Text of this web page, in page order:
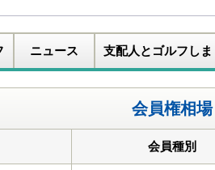
ニュース 支配人とゴルフしま
会員権相場
会員種別